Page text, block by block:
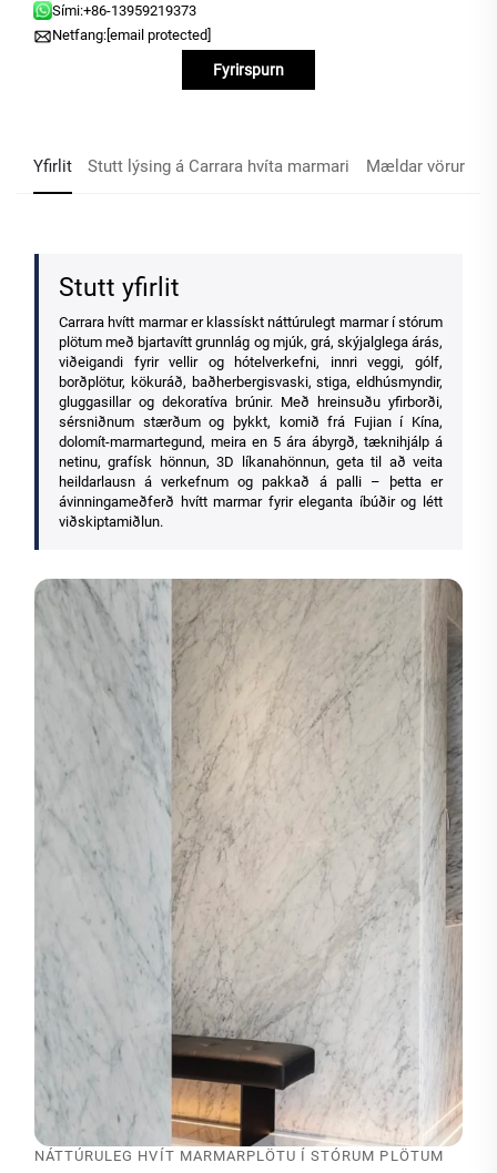
Sími:+86-13959219373
Netfang: [email protected]
Fyrirspurn
Yfirlit Stutt lýsing á Carrara hvíta marmari Mældar vörur
Stutt yfirlit
Carrara hvítt marmar er klassískt náttúrulegt marmar í stórum
plötum með bjartavítt grunnlág og mjúk, grá, skýjalglega árás,
viðeigandi fyrir vellir og hótelverkefni, innri veggi, gólf,
borðplötur, kökuráð, baðherbergisvaski, stiga, eldhúsmyndir,
gluggasillar og dekoratíva brúnir. Með hreinsuðu yfirborði,
sérsniðnum stærðum og þykkt, komið frá Fujian í Kína,
dolomít-marmartegund, meira en 5 ára ábyrgð, tæknihjálp á
netinu, grafísk hönnun, 3D líkanahönnun, geta til að veita
heildarlausn á verkefnum og pakkað á palli – þetta er
ávinningameðferð hvítt marmar fyrir eleganta íbúðir og létt
viðskiptamiðlun.
NÁTTÚRULEG HVÍT MARMARPLÖTU Í STÓRUM PLÖTUM